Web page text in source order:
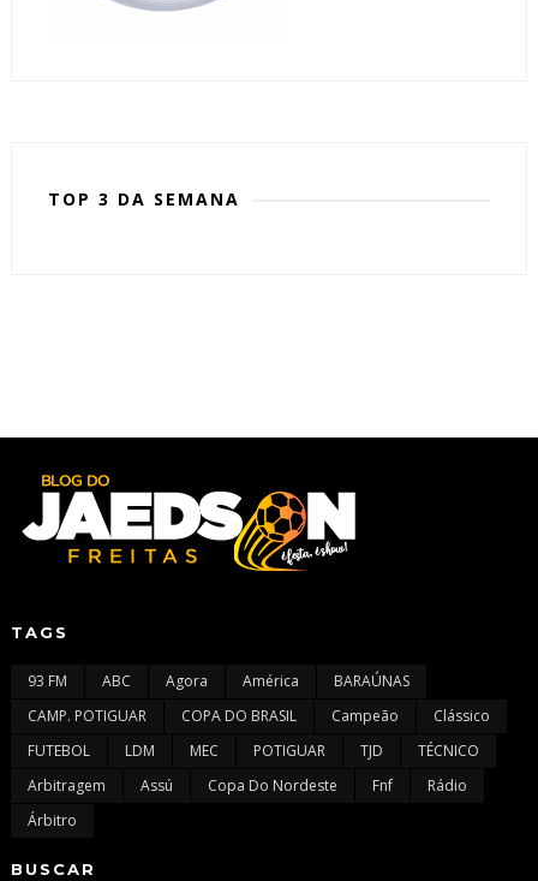
TOP 3 DA SEMANA
TAGS
93 FM ABC Agora América
BARAÚNAS
CAMP. POTIGUAR
COPA DO BRASIL Campeão
Clássico
FUTEBOL
LDM MEC POTIGUAR TJD
TÉCNICO
Arbitragem
Assú Copa Do Nordeste Fnf
Rádio
Árbitro
BUSCAR